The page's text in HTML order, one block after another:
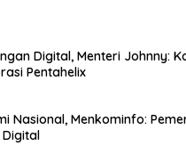
Digital, Menteri Johnny:
Pentahelix
Nasional, Menkominfo: